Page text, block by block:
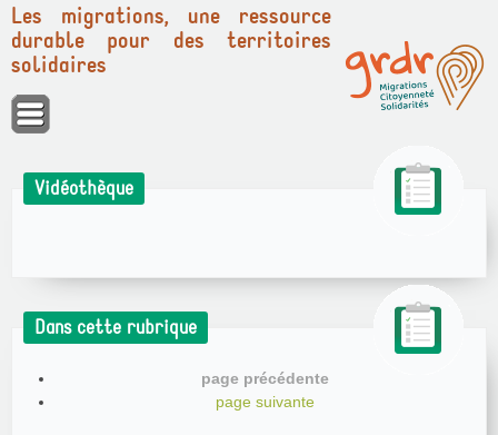
Panneau de gestion des cookies
Les migrations, une ressource
durable pour des territoires
solidaires
Vidéothèque
Dans cette rubrique
page précédente
page suivante